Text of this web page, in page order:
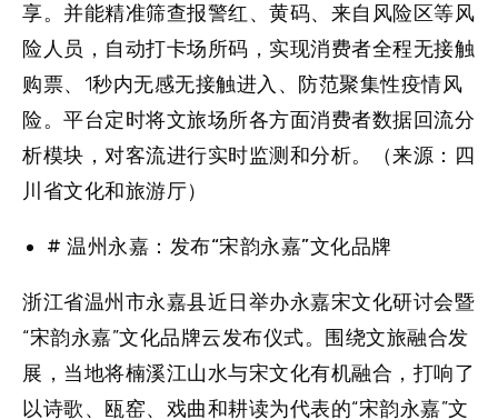
享。并能精准筛查报警红、黄码、来自风险区等风
险人员，自动打卡场所码，实现消费者全程无接触
购票、1秒内无感无接触进入、防范聚集性疫情风
险。平台定时将文旅场所各方面消费者数据回流分
析模块，对客流进行实时监测和分析。（来源：四
川省文化和旅游厅）
# 温州永嘉：发布“宋韵永嘉”文化品牌
浙江省温州市永嘉县近日举办永嘉宋文化研讨会暨
“宋韵永嘉”文化品牌云发布仪式。围绕文旅融合发
展，当地将楠溪江山水与宋文化有机融合，打响了
以诗歌、瓯窑、戏曲和耕读为代表的“宋韵永嘉”文